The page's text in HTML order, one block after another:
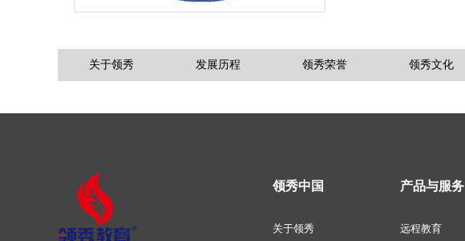
关于领秀 发展历程 领秀荣誉 领秀文化
领秀中国
关于领秀
产品与服务
远程教育